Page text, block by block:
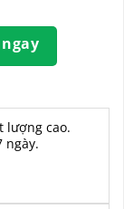
(có select
sắc bộ lọc.
kỳ đâu,.
hoặc vị trí
lượng cao.
ngày.